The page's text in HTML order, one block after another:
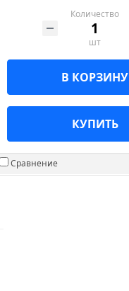
Количество
шт
В КОРЗИНУ
КУПИТЬ
Сравнение